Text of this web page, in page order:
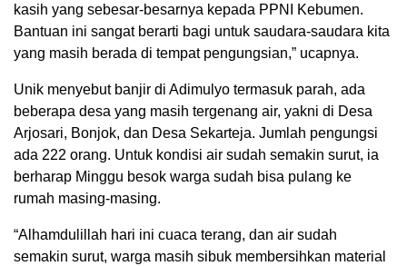
kasih yang sebesar-besarnya kepada PPNI Kebumen.
Bantuan ini sangat berarti bagi untuk saudara-saudara kita
yang masih berada di tempat pengungsian,” ucapnya.
Unik menyebut banjir di Adimulyo termasuk parah, ada
beberapa desa yang masih tergenang air, yakni di Desa
Arjosari, Bonjok, dan Desa Sekarteja. Jumlah pengungsi
ada 222 orang. Untuk kondisi air sudah semakin surut, ia
berharap Minggu besok warga sudah bisa pulang ke
rumah masing-masing.
“Alhamdulillah hari ini cuaca terang, dan air sudah
semakin surut, warga masih sibuk membersihkan material